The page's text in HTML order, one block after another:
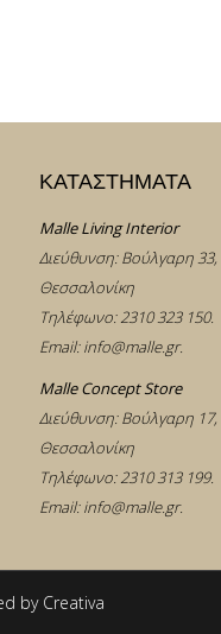
ΚΑΤΑΣΤΗΜΑΤΑ
Malle Living Interior
Διεύθυνση: Βούλγαρη 33,
Θεσσαλονίκη
Τηλέφωνο:2310 323 150.
Email:info@malle.gr.
Malle Concept Store
Διεύθυνση: Βούλγαρη 17,
Θεσσαλονίκη
Τηλέφωνο:2310 313 199.
Email:info@malle.gr.
by Creativa